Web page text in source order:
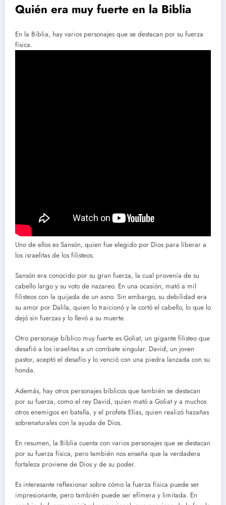
Quién era muy fuerte en la Biblia
En la Biblia, hay varios personajes que se destacan por su fuerza
física.
Uno de ellos es Sansón, quien fue elegido por Dios para liberar a
los israelitas de los filisteos.
Sansón era conocido por su gran fuerza, la cual provenía de su
cabello largo y su voto de nazareo. En una ocasión, mató a mil
filisteos con la quijada de un asno. Sin embargo, su debilidad era
su amor por Dalila, quien lo traicionó y le cortó el cabello, lo que lo
dejó sin fuerzas y lo llevó a su muerte.
Otro personaje bíblico muy fuerte es Goliat, un gigante filisteo que
desafió a los israelitas a un combate singular. David, un joven
pastor, aceptó el desafío y lo venció con una piedra lanzada con su
honda.
Además, hay otros personajes bíblicos que también se destacan
por su fuerza, como el rey David, quien mató a Goliat y a muchos
otros enemigos en batalla, y el profeta Elías, quien realizó hazañas
sobrenaturales con la ayuda de Dios.
En resumen, la Biblia cuenta con varios personajes que se destacan
por su fuerza física, pero también nos enseña que la verdadera
fortaleza proviene de Dios y de su poder.
Es interesante reflexionar sobre cómo la fuerza física puede ser
impresionante, pero también puede ser efímera y limitada. En